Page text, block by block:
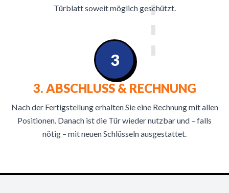
Türblatt soweit möglich geschützt.
3. ABSCHLUSS & RECHNUNG
Nach der Fertigstellung erhalten Sie eine Rechnung mit allen
Positionen. Danach ist die Tür wieder nutzbar und – falls
nötig – mit neuen Schlüsseln ausgestattet.
3